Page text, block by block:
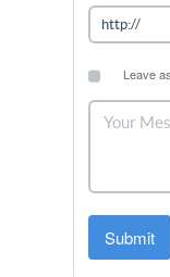
Leave
Submit